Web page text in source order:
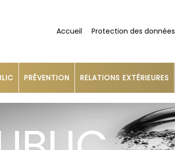
Accueil Protection des données
PRÉVENTION RELATIONS EXTÉRIEURES